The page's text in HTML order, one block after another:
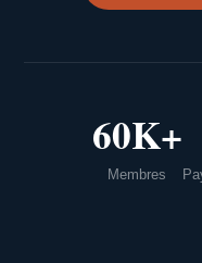
60K+
Membres